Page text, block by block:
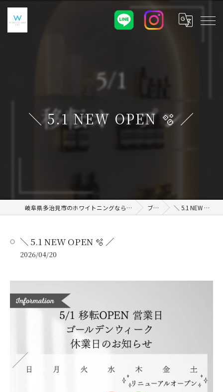
＼ 5.1 NEW OPEN 🫧 ／
岐阜県多治見市のホワイトニングならWHITENING SHOP 土岐店 ブログ ＼ 5.1 NEW OPEN 🫧 ／
＼ 5.1 NEW OPEN 🫧 ／
2026/04/20